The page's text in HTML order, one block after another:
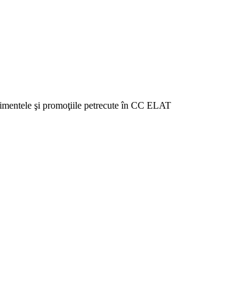
şi promoţiile petrecute în CC ELAT